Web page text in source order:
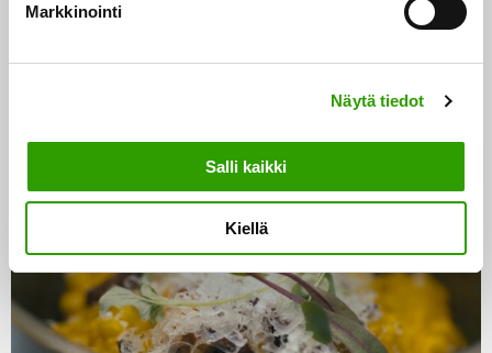
Markkinointi
Näytä tiedot
Salli kaikki
Kiellä